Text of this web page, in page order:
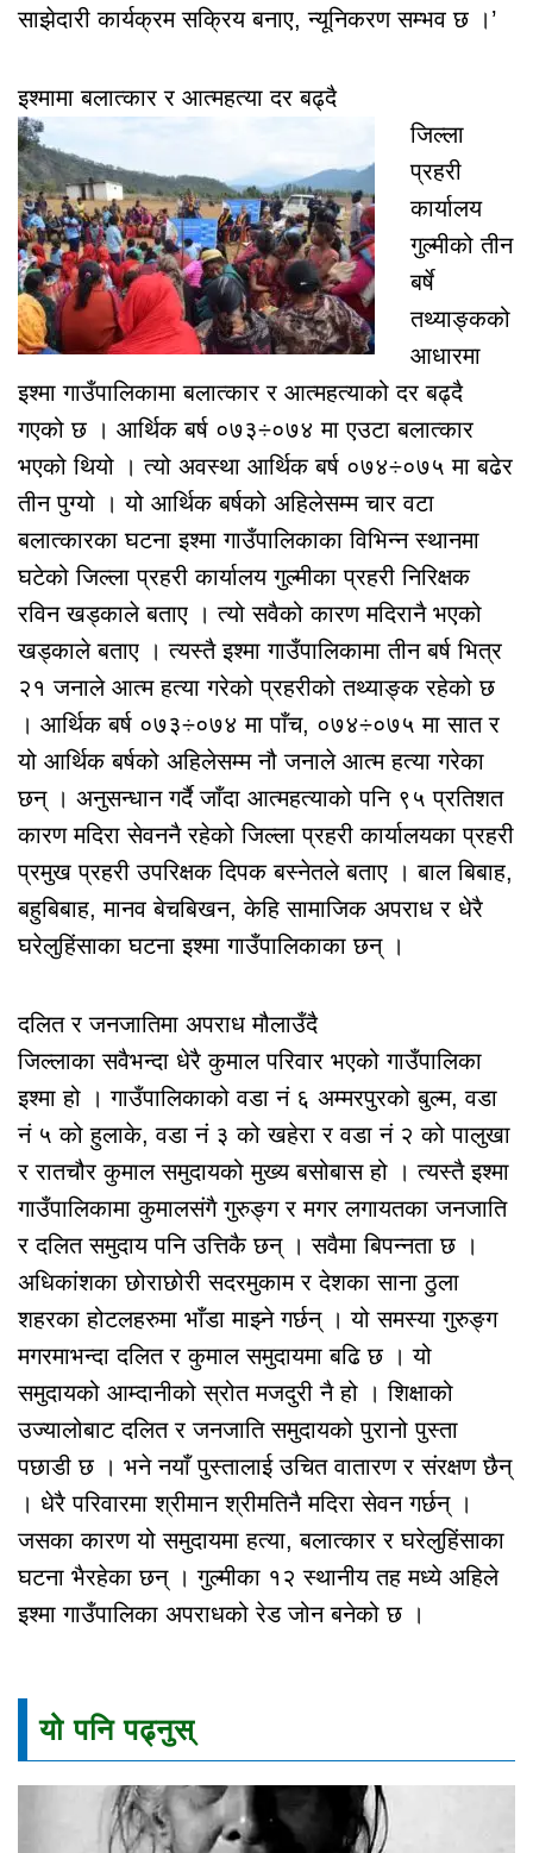
साझेदारी कार्यक्रम सक्रिय बनाए, न्यूनिकरण सम्भव छ ।’
इश्मामा बलात्कार र आत्महत्या दर बढ्दै
जिल्ला
प्रहरी
कार्यालय
गुल्मीको तीन
बर्षे
तथ्याङ्कको
आधारमा
इश्मा गाउँपालिकामा बलात्कार र आत्महत्याको दर बढ्दै
गएको छ । आर्थिक बर्ष ०७३÷०७४ मा एउटा बलात्कार
भएको थियो । त्यो अवस्था आर्थिक बर्ष ०७४÷०७५ मा बढेर
तीन पुग्यो । यो आर्थिक बर्षको अहिलेसम्म चार वटा
बलात्कारका घटना इश्मा गाउँपालिकाका विभिन्न स्थानमा
घटेको जिल्ला प्रहरी कार्यालय गुल्मीका प्रहरी निरिक्षक
रविन खड्काले बताए । त्यो सवैको कारण मदिरानै भएको
खड्काले बताए । त्यस्तै इश्मा गाउँपालिकामा तीन बर्ष भित्र
२१ जनाले आत्म हत्या गरेको प्रहरीको तथ्याङ्क रहेको छ
। आर्थिक बर्ष ०७३÷०७४ मा पाँच, ०७४÷०७५ मा सात र
यो आर्थिक बर्षको अहिलेसम्म नौ जनाले आत्म हत्या गरेका
छन् । अनुसन्धान गर्दै जाँदा आत्महत्याको पनि ९५ प्रतिशत
कारण मदिरा सेवननै रहेको जिल्ला प्रहरी कार्यालयका प्रहरी
प्रमुख प्रहरी उपरिक्षक दिपक बस्नेतले बताए । बाल बिबाह,
बहुबिबाह, मानव बेचबिखन, केहि सामाजिक अपराध र धेरै
घरेलुहिंसाका घटना इश्मा गाउँपालिकाका छन् ।
दलित र जनजातिमा अपराध मौलाउँदै
जिल्लाका सवैभन्दा धेरै कुमाल परिवार भएको गाउँपालिका
इश्मा हो । गाउँपालिकाको वडा नं ६ अम्मरपुरको बुल्म, वडा
नं ५ को हुलाके, वडा नं ३ को खहेरा र वडा नं २ को पालुखा
र रातचौर कुमाल समुदायको मुख्य बसोबास हो । त्यस्तै इश्मा
गाउँपालिकामा कुमालसंगै गुरुङ्ग र मगर लगायतका जनजाति
र दलित समुदाय पनि उत्तिकै छन् । सवैमा बिपन्नता छ ।
अधिकांशका छोराछोरी सदरमुकाम र देशका साना ठुला
शहरका होटलहरुमा भाँडा माझ्ने गर्छन् । यो समस्या गुरुङ्ग
मगरमाभन्दा दलित र कुमाल समुदायमा बढि छ । यो
समुदायको आम्दानीको स्रोत मजदुरी नै हो । शिक्षाको
उज्यालोबाट दलित र जनजाति समुदायको पुरानो पुस्ता
पछाडी छ । भने नयाँ पुस्तालाई उचित वातारण र संरक्षण छैन्
। धेरै परिवारमा श्रीमान श्रीमतिनै मदिरा सेवन गर्छन् ।
जसका कारण यो समुदायमा हत्या, बलात्कार र घरेलुहिंसाका
घटना भैरहेका छन् । गुल्मीका १२ स्थानीय तह मध्ये अहिले
इश्मा गाउँपालिका अपराधको रेड जोन बनेको छ ।
यो पनि पढ्नुस्